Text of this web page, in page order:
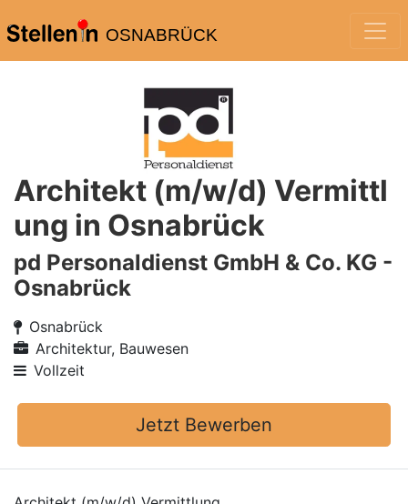
OSNABRÜCK
Architekt (m/w/d) Vermittl
ung in Osnabrück
pd Personaldienst GmbH & Co. KG -
Osnabrück
Osnabrück
Architektur, Bauwesen
Vollzeit
Jetzt Bewerben